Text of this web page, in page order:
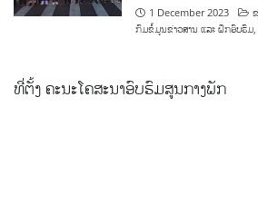
1 December 2023
ກົມຂໍ້ມູນຂ່າວສານ ແລະ ຝຶກອົບຮົມ
ທີ່ຕັ້ງ ຄະນະໂຄສະນາອົບຮົມສູນກາງພັກ